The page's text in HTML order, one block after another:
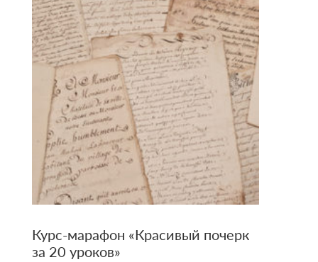
Курс-марафон «Красивый почерк
за 20 уроков»